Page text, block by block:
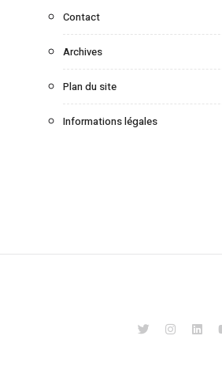
Contact
Archives
Plan du site
Informations légales